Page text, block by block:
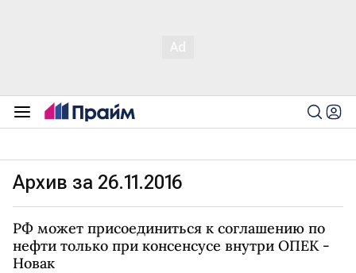
Архив за 26.11.2016
РФ может присоединиться к соглашению по
нефти только при консенсусе внутри ОПЕК -
Новак